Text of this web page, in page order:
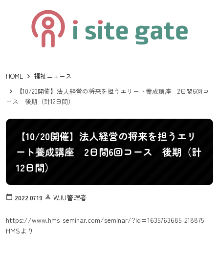
HOME
福祉ニュース
【10/20開催】法人経営の将来を担うエリート養成講座 2日間6回コ
ース 後期（計12日間）
【10/20開催】法人経営の将来を担うエリ
ート養成講座 2日間6回コース 後期（計
12日間）
calendar_today 2022.07.19 person_outline WJU管理者
https://www.hms-seminar.com/seminar/?id=1635763685-218875
HMSより